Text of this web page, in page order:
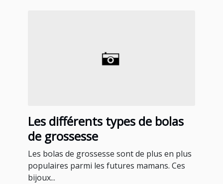
Les différents types de bolas
de grossesse
Les bolas de grossesse sont de plus en plus
populaires parmi les futures mamans. Ces
bijoux...